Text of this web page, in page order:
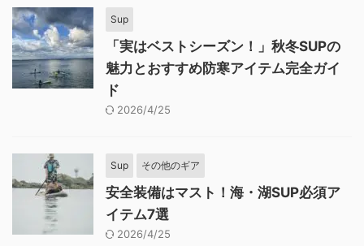
Sup
「実はベストシーズン！」秋冬SUPの
魅力とおすすめ防寒アイテム完全ガイ
ド
2026/4/25
Sup その他のギア
安全装備はマスト！海・湖SUP必須ア
イテム7選
2026/4/25